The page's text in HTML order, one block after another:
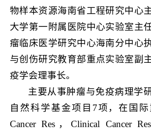
物样本资源海南省工程研究中心
大学第一附属医院中心实验室主
瘤临床医学研究中心海南分中心
与创伤研究教育部重点实验室副
疫学会理事长。
主要从事肿瘤与免疫病理学
自然科学基金项目7项，在国
Cancer Res，Clinical Cancer